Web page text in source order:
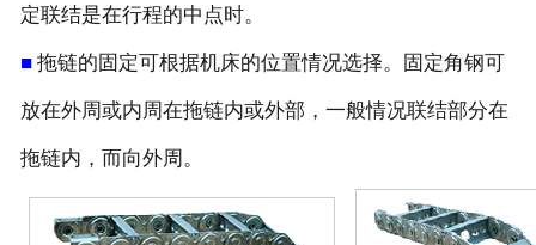
定联结是在行程的中点时。
■拖链的固定可根据机床的位置情况选择。固定角钢可
放在外周或内周在拖链内或外部，一般情况联结部分在
拖链内，而向外周。